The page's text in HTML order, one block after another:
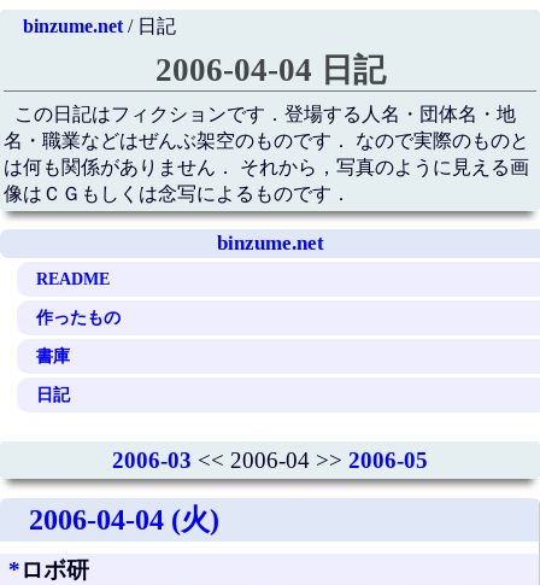
binzume.net/ 日記
2006-04-04 日記
この日記はフィクションです．登場する人名・団体名・地
名・職業などはぜんぶ架空のものです． なので実際のものと
は何も関係がありません． それから，写真のように見える画
像はＣＧもしくは念写によるものです．
binzume.net
README
作ったもの
書庫
日記
2006-03 << 2006-04 >> 2006-05
2006-04-04 (火)
*ロボ研